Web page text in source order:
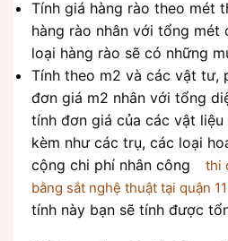
Tính giá hàng rào theo mét
hàng rào nhân với tổng mét
loại hàng rào sẽ có những
Tính theo m2 và các vật tư,
đơn giá m2 nhân với tổng
tính đơn giá của các vật
kèm như các trụ, các loại
cộng chi phí nhân công
thi
bằng sắt nghệ thuật tại quận
tính này bạn sẽ tính được